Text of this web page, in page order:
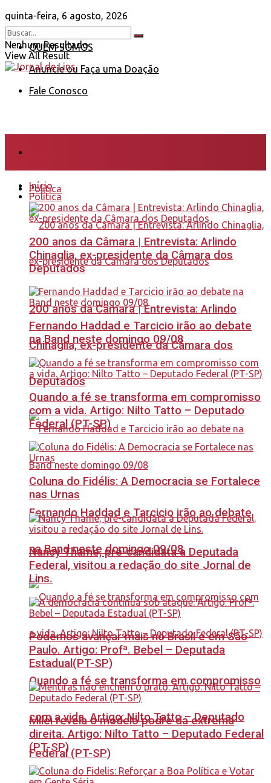
quinta-feira, 6 agosto, 2026
QUEM SOMOS
Anuncie ou Faça uma Doação
Fale Conosco
Nenhum Resultado
View All Result
Política
200 anos da Câmara | Entrevista: Arlindo
Chinaglia, ex-presidente da Câmara dos
Deputados
Fernando Haddad e Tarcicio irão ao debate
na Band neste domingo 09/08
Quando a fé se transforma em compromisso
com a vida. Artigo: Nilto Tatto – Deputado
Federal (PT-SP)
Início
Política
200 anos da Câmara | Entrevista: Arlindo
Chinaglia, ex-presidente da Câmara dos
Deputados
Fernando Haddad e Tarcicio irão ao debate
na Band neste domingo 09/08
Quando a fé se transforma em compromisso
com a vida. Artigo: Nilto Tatto – Deputado
Federal (PT-SP)
Coluna do Fidélis: A Democracia se Fortalece
nas Urnas
Nancy Thame, pré-candidata a Deputada
Federal, visitou a redação do site Jornal de
Lins.
Podemos avançar mais no Brasil e em São
Paulo. Artigo: Profª. Bebel – Deputada
Estadual(PT-SP)
Milei revela o modelo podre da extrema
direita. Artigo: Nilto Tatto – Deputado Federal
(PT-SP)